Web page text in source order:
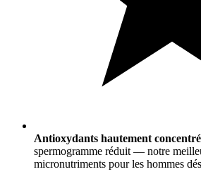
Antioxydants hautement
spermogramme réduit — notre
micronutriments pour les hommes